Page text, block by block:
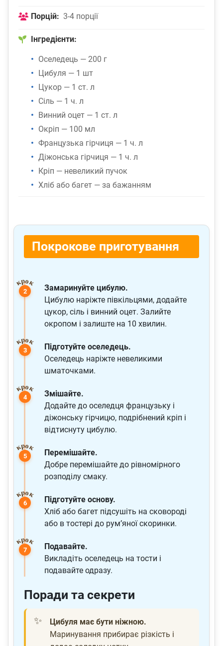
Порцій: 3-4 порції
Інгредієнти:
Оселедець — 200 г
Цибуля — 1 шт
Цукор — 1 ст. л
Сіль — 1 ч. л
Винний оцет — 1 ст. л
Окріп — 100 мл
Французька гірчиця — 1 ч. л
Діжонська гірчиця — 1 ч. л
Кріп — невеликий пучок
Хліб або багет — за бажанням
Покрокове приготування
Замаринуйте цибулю.
Цибулю наріжте півкільцями, додайте
цукор, сіль і винний оцет. Залийте
окропом і залиште на 10 хвилин.
Підготуйте оселедець.
Оселедець наріжте невеликими
шматочками.
Змішайте.
Додайте до оселедця французьку і
діжонську гірчицю, подрібнений кріп і
відтиснуту цибулю.
Перемішайте.
Добре перемішайте до рівномірного
розподілу смаку.
Підготуйте основу.
Хліб або багет підсушіть на сковороді
або в тостері до рум’яної скоринки.
Подавайте.
Викладіть оселедець на тости і
подавайте одразу.
Поради та секрети
Цибуля має бути ніжною.
Маринування прибирає різкість і